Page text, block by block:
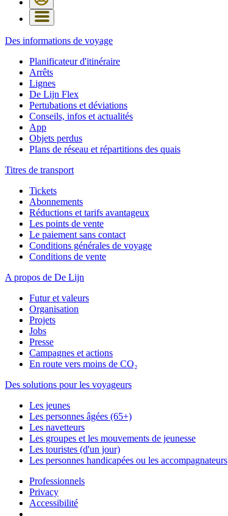
Des informations de voyage
Planificateur d'itinéraire
Arrêts
Lignes
De Lijn Flex
Pertubations et déviations
Conseils, infos et actualités
App
Objets perdus
Plans de réseau et répartitions des quais
Titres de transport
Tickets
Abonnements
Réductions et tarifs avantageux
Les points de vente
Le paiement sans contact
Conditions générales de voyage
Conditions de vente
A propos de De Lijn
Futur et valeurs
Organisation
Projets
Jobs
Presse
Campagnes et actions
En route vers moins de CO₂
Des solutions pour les voyageurs
Les jeunes
Les personnes âgées (65+)
Les navetteurs
Les groupes et les mouvements de jeunesse
Les touristes (d'un jour)
Les personnes handicapées ou les accompagnateurs
Professionnels
Privacy
Accessibilité